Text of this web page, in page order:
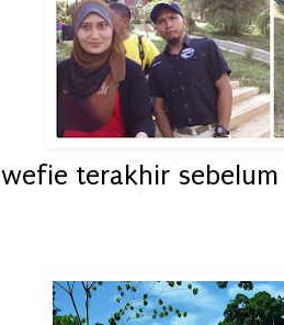
wefie terakhir sebelum